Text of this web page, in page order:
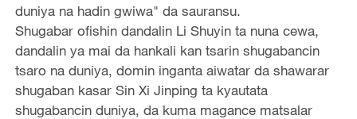
duniya na hadin gwiwa" da sauransu.
Shugabar ofishin dandalin Li Shuyin ta nuna cewa,
dandalin ya mai da hankali kan tsarin shugabancin
tsaro na duniya, domin inganta aiwatar da shawarar
shugaban kasar Sin Xi Jinping ta kyautata
shugabancin duniya, da kuma magance matsalar